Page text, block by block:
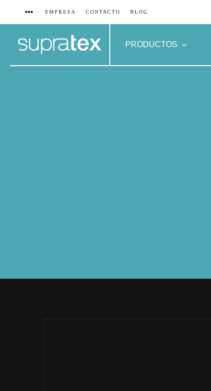
contenido
EMPRESA CONTACTO BLOG
PRODUCTOS